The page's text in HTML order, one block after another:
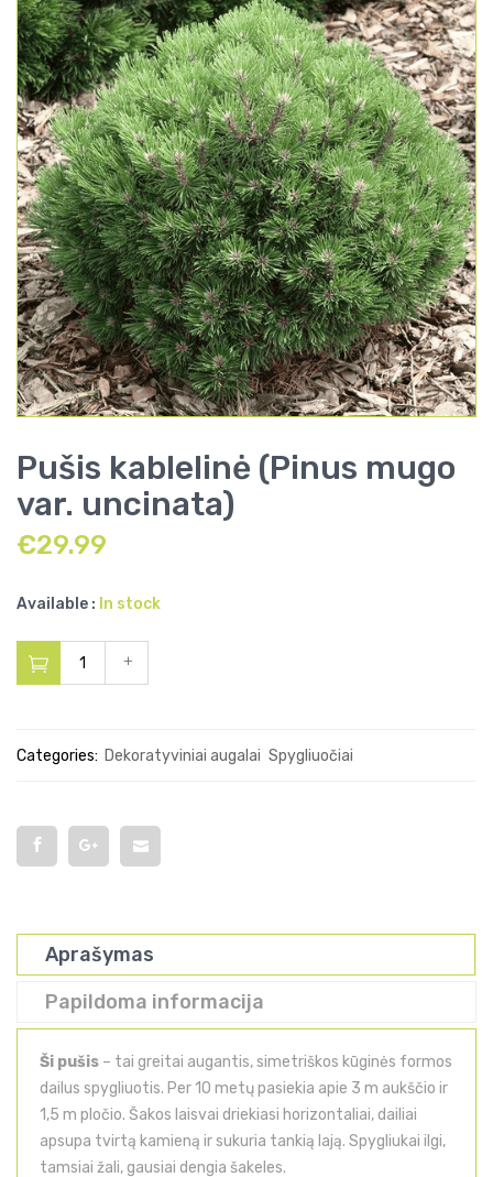
Pušis kablelinė (Pinus mugo
var. uncinata)
€29.99
Available : In stock
Categories: Dekoratyviniai augalai Spygliuočiai
Aprašymas
Papildoma informacija
Ši pušis – tai greitai augantis, simetriškos kūginės formos
dailus spygliuotis. Per 10 metų pasiekia apie 3 m aukščio ir
1,5 m pločio. Šakos laisvai driekiasi horizontaliai, dailiai
apsupa tvirtą kamieną ir sukuria tankią lają. Spygliukai ilgi,
tamsiai žali, gausiai dengia šakeles.